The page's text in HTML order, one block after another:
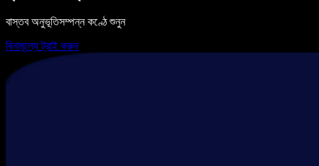
বাস্তব অনুভূতিসম্পন্ন কণ্ঠে শুনুন
বিনামূল্যে ট্রাই করুন